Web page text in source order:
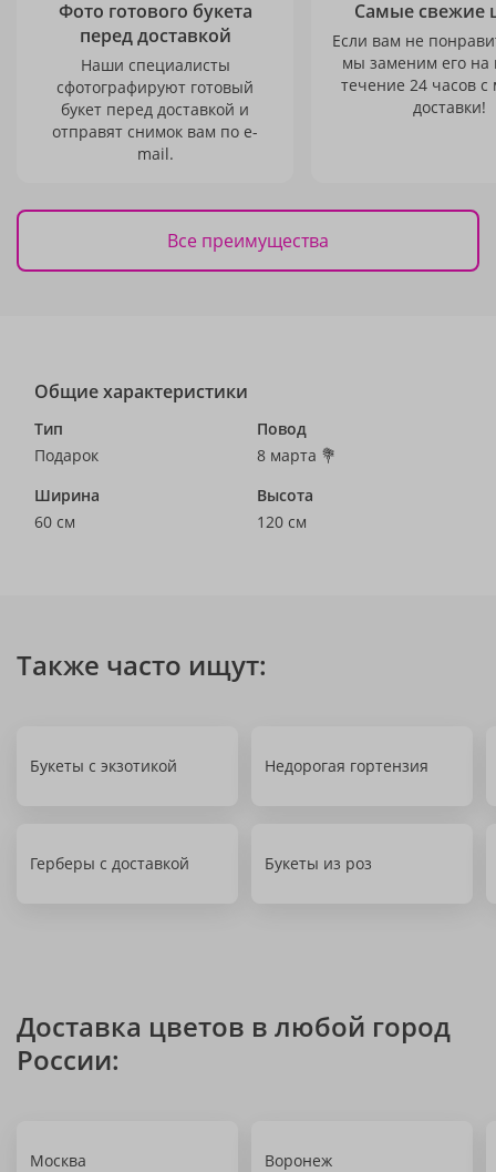
Фото готового букета
перед доставкой
Наши специалисты
сфотографируют готовый
букет перед доставкой и
отправят снимок вам по e-
mail.
Самые свежие
Если вам не
мы заменим его на
течение 24 часов с
доставки!
Все преимущества
Общие характеристики
Тип
Подарок
Повод
8 марта 💐
Ширина
60 см
Высота
120 см
Также часто ищут:
Букеты с экзотикой Недорогая гортензия
Герберы с доставкой Букеты из роз
Доставка цветов в любой город
России:
Москва Воронеж